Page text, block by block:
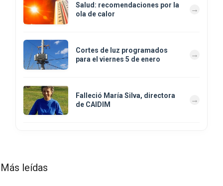
Salud: recomendaciones por la
ola de calor
Cortes de luz programados
para el viernes 5 de enero
Falleció María Silva, directora
de CAIDIM
Más leídas